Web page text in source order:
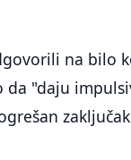
na bilo
da "daju